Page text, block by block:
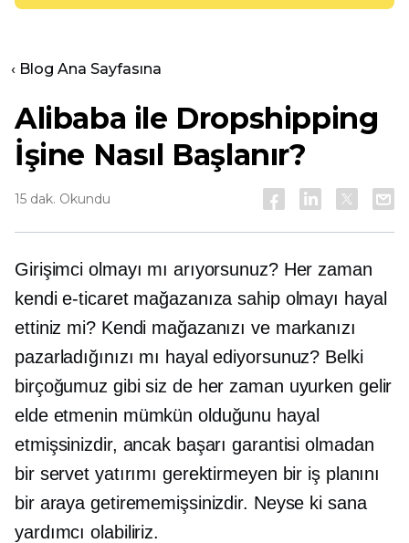
‹ Blog Ana Sayfasına
Alibaba ile Dropshipping
İşine Nasıl Başlanır?
15 dak. Okundu
Girişimci olmayı mı arıyorsunuz? Her zaman
kendi e-ticaret mağazanıza sahip olmayı hayal
ettiniz mi? Kendi mağazanızı ve markanızı
pazarladığınızı mı hayal ediyorsunuz? Belki
birçoğumuz gibi siz de her zaman uyurken gelir
elde etmenin mümkün olduğunu hayal
etmişsinizdir, ancak başarı garantisi olmadan
bir servet yatırımı gerektirmeyen bir iş planını
bir araya getirememişsinizdir. Neyse ki sana
yardımcı olabiliriz.